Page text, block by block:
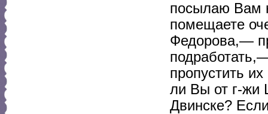
посылаю Вам
помещаете
Федорова,—
пропустить
ли Вы от г-жи
Двинске?